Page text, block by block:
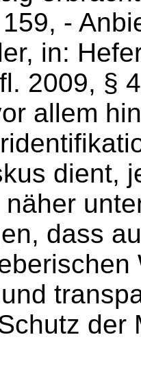
-
in:
2009, §
allem
dient,
dass
der